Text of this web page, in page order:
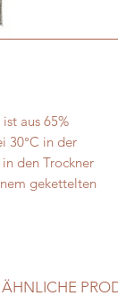
aus 65%
30°C in der
den Trockner
gekettelten
ÄHNLICHE